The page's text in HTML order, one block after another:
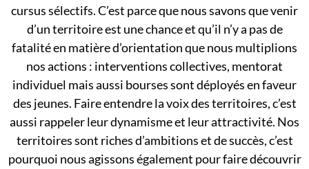
cursus sélectifs. C’est parce que nous savons que venir
d’un territoire est une chance et qu’il n’y a pas de
fatalité en matière d’orientation que nous multiplions
nos actions : interventions collectives, mentorat
individuel mais aussi bourses sont déployés en faveur
des jeunes. Faire entendre la voix des territoires, c’est
aussi rappeler leur dynamisme et leur attractivité. Nos
territoires sont riches d’ambitions et de succès, c’est
pourquoi nous agissons également pour faire découvrir